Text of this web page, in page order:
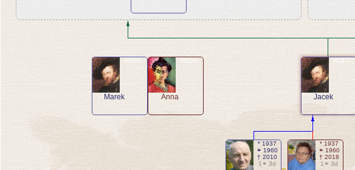
RODO
Marek
RODO
Anna
RODO
Jacek
* 1937
⚭ 1960
† 2010
1⚭ 3d
* 1937
⚭ 1960
† 2018
1⚭ 3d